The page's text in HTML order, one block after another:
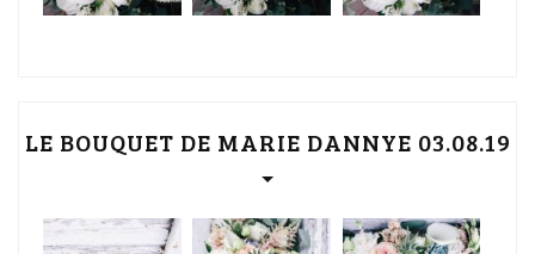
LE BOUQUET DE MARIE DANNYE 03.08.19